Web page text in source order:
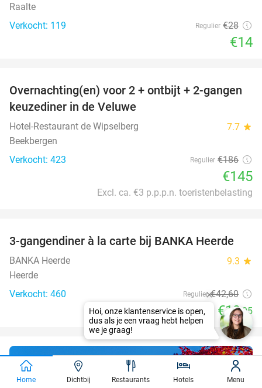
Raalte
Verkocht: 119
Regulier €28
€14
22%
Overnachting(en) voor 2 + ontbijt + 2-gangen
keuzediner in de Veluwe
Hotel-Restaurant de Wipselberg 7.7 star
Beekbergen
Verkocht: 423
Regulier €186
€145
Excl. ca. €3 p.p.p.n. toeristenbelasting
53%
3-gangendiner à la carte bij BANKA Heerde
BANKA Heerde 9.3 star
Heerde
Verkocht: 460
Regulier €42,60
€19,95
Waar gaat jouw
Home Dichtbij Restaurants Hotels Menu